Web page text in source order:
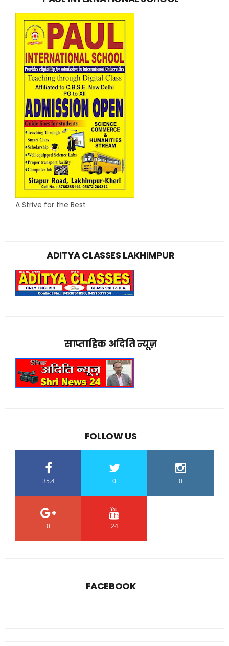
A Strive for the Best
ADITYA CLASSES LAKHIMPUR
साप्ताहिक अदिति न्यूज़
FOLLOW US
35.4 0 0
0 24
FACEBOOK